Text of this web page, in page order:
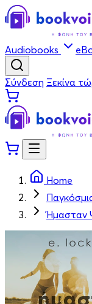
Audiobooks
Σύνδεση Ξεκίνα
Home
Ήμασταν